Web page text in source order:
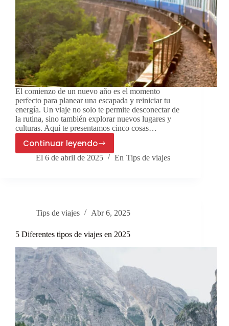
El comienzo de un nuevo año es el momento
perfecto para planear una escapada y reiniciar tu
energía. Un viaje no solo te permite desconectar de
la rutina, sino también explorar nuevos lugares y
culturas. Aquí te presentamos cinco cosas…
Continuar leyendo
5
Cosas
tu
primer
del
año
El 6 de abril de 2025 En Tips de viajes
Tips de viajes Abr 6, 2025
5 Diferentes tipos de viajes en 2025